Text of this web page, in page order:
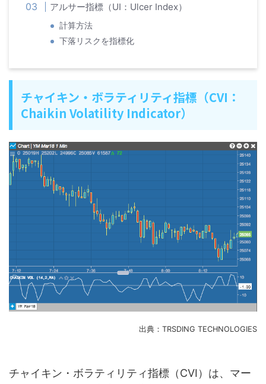
アルサー指標（UI：Ulcer Index）
計算方法
下落リスクを指標化
チャイキン・ボラティリティ指標（CVI：
Chaikin Volatility Indicator）
出典：TRSDING TECHNOLOGIES
チャイキン・ボラティリティ指標（CVI）は、マー